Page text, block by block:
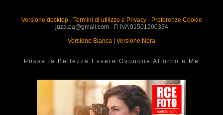
Versione desktop- Termini di utilizzo e Privacy- Preferenze Cookie
juza.ea@gmail.com - P. IVA 01501900334
Versione Bianca
Versione Nera
Possa la Bellezza Essere Ovunque Attorno a Me